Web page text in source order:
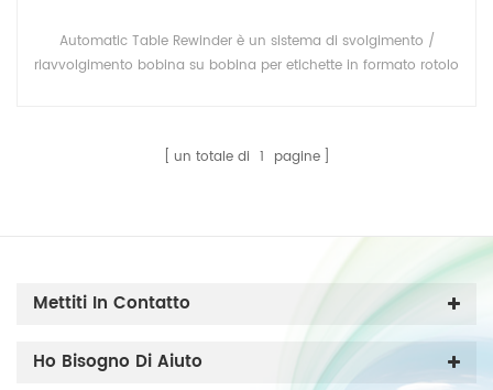
Automatic Table Rewinder è un sistema di svolgimento /
riavvolgimento bobina su bobina per etichette in formato rotolo
etichette in un processo offline autonomo.
un totale di 1 pagine
Mettiti In Contatto
Ho Bisogno Di Aiuto